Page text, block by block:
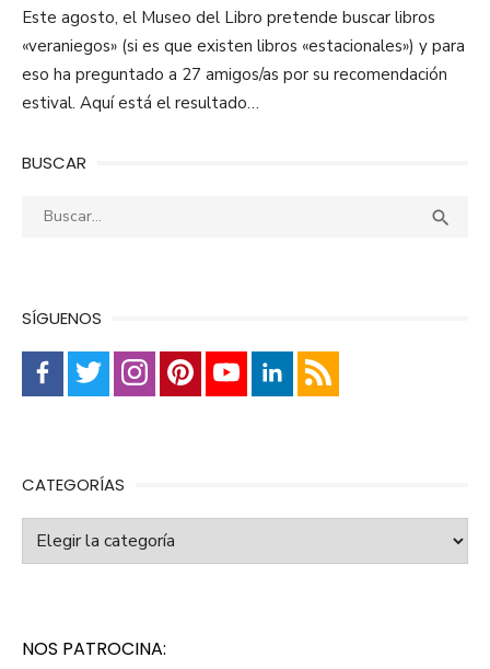
Este agosto, el Museo del Libro pretende buscar libros
«veraniegos» (si es que existen libros «estacionales») y para
eso ha preguntado a 27 amigos/as por su recomendación
estival. Aquí está el resultado…
BUSCAR
Buscar: 
SÍGUENOS
CATEGORÍAS
Categorías
NOS PATROCINA: